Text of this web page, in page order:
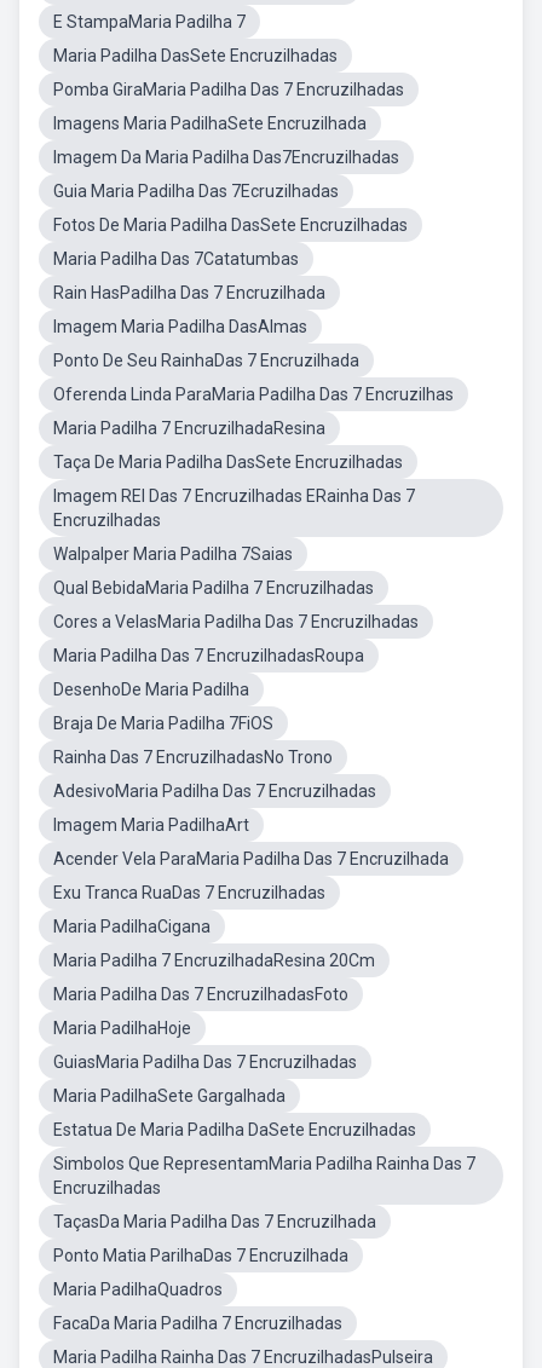
E StampaMaria Padilha 7
Maria Padilha DasSete Encruzilhadas
Pomba GiraMaria Padilha Das 7 Encruzilhadas
Imagens Maria PadilhaSete Encruzilhada
Imagem Da Maria Padilha Das7Encruzilhadas
Guia Maria Padilha Das 7Ecruzilhadas
Fotos De Maria Padilha DasSete Encruzilhadas
Maria Padilha Das 7Catatumbas
Rain HasPadilha Das 7 Encruzilhada
Imagem Maria Padilha DasAlmas
Ponto De Seu RainhaDas 7 Encruzilhada
Oferenda Linda ParaMaria Padilha Das 7 Encruzilhas
Maria Padilha 7 EncruzilhadaResina
Taça De Maria Padilha DasSete Encruzilhadas
Imagem REI Das 7 Encruzilhadas ERainha Das 7
Encruzilhadas
Walpalper Maria Padilha 7Saias
Qual BebidaMaria Padilha 7 Encruzilhadas
Cores a VelasMaria Padilha Das 7 Encruzilhadas
Maria Padilha Das 7 EncruzilhadasRoupa
DesenhoDe Maria Padilha
Braja De Maria Padilha 7FiOS
Rainha Das 7 EncruzilhadasNo Trono
AdesivoMaria Padilha Das 7 Encruzilhadas
Imagem Maria PadilhaArt
Acender Vela ParaMaria Padilha Das 7 Encruzilhada
Exu Tranca RuaDas 7 Encruzilhadas
Maria PadilhaCigana
Maria Padilha 7 EncruzilhadaResina 20Cm
Maria Padilha Das 7 EncruzilhadasFoto
Maria PadilhaHoje
GuiasMaria Padilha Das 7 Encruzilhadas
Maria PadilhaSete Gargalhada
Estatua De Maria Padilha DaSete Encruzilhadas
Simbolos Que RepresentamMaria Padilha Rainha Das 7
Encruzilhadas
TaçasDa Maria Padilha Das 7 Encruzilhada
Ponto Matia ParilhaDas 7 Encruzilhada
Maria PadilhaQuadros
FacaDa Maria Padilha 7 Encruzilhadas
Maria Padilha Rainha Das 7 EncruzilhadasPulseira